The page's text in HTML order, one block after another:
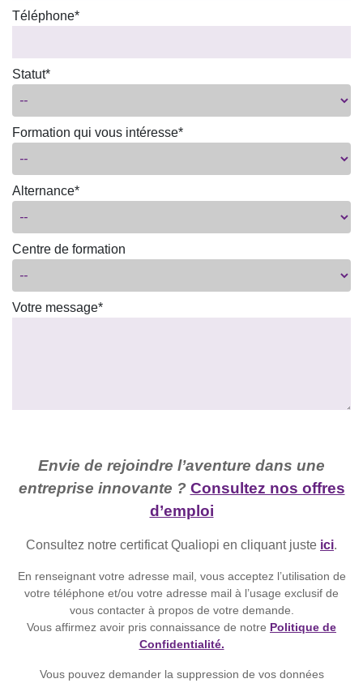
Téléphone*
Statut*
Formation qui vous intéresse*
Alternance*
Centre de formation
Votre message*
Envie de rejoindre l’aventure dans une
entreprise innovante ? Consultez nos offres
d’emploi
Consultez notre certificat Qualiopi en cliquant juste ici.
En renseignant votre adresse mail, vous acceptez l’utilisation de
votre téléphone et/ou votre adresse mail à l’usage exclusif de
vous contacter à propos de votre demande.
Vous affirmez avoir pris connaissance de notre Politique de
Confidentialité.
Vous pouvez demander la suppression de vos données